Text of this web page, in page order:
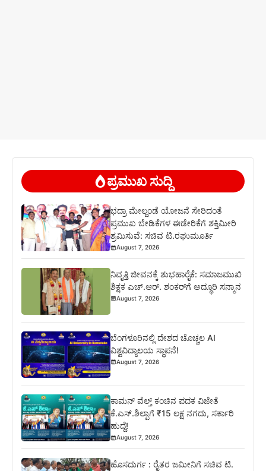
ಪ್ರಮುಖ ಸುದ್ದಿ
ಭದ್ರಾ ಮೇಲ್ದಂಡೆ ಯೋಜನೆ ಸೇರಿದಂತೆ
ಪ್ರಮುಖ ಬೇಡಿಕೆಗಳ ಈಡೇರಿಕೆಗೆ ಶಕ್ತಿಮೀರಿ
ಶ್ರಮಿಸುವೆ: ಸಚಿವ ಟಿ.ರಘುಮೂರ್ತಿ
August 7, 2026
ನಿವೃತ್ತಿ ಜೀವನಕ್ಕೆ ಶುಭಹಾರೈಕೆ: ಸಮಾಜಮುಖಿ
ಶಿಕ್ಷಕ ಎಚ್.ಆರ್. ಶಂಕರ್‌ಗೆ ಅದ್ಧೂರಿ ಸನ್ಮಾನ
August 7, 2026
ಬೆಂಗಳೂರಿನಲ್ಲಿ ದೇಶದ ಚೊಚ್ಚಲ AI
ವಿಶ್ವವಿದ್ಯಾಲಯ ಸ್ಥಾಪನೆ!
August 7, 2026
ಕಾಮನ್ ವೆಲ್ತ್ ಕಂಚಿನ ಪದಕ ವಿಜೇತೆ
ಕೆ.ಎಸ್.ಶಿಲ್ಪಾಗೆ ₹15 ಲಕ್ಷ ನಗದು, ಸರ್ಕಾರಿ
ಹುದ್ದೆ!
August 7, 2026
ಹೊಸದುರ್ಗ : ರೈತರ ಜಮೀನಿಗೆ ಸಚಿವ ಟಿ.